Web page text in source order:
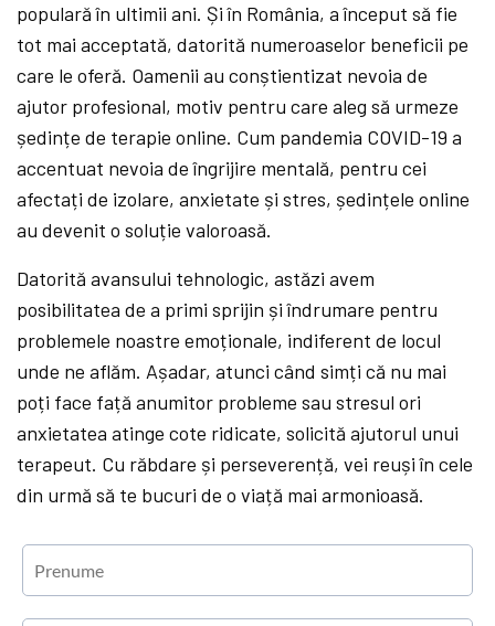
populară în ultimii ani. Și în România, a început să fie
tot mai acceptată, datorită numeroaselor beneficii pe
care le oferă. Oamenii au conștientizat nevoia de
ajutor profesional, motiv pentru care aleg să urmeze
ședințe de terapie online. Cum pandemia COVID-19 a
accentuat nevoia de îngrijire mentală, pentru cei
afectați de izolare, anxietate și stres, ședințele online
au devenit o soluție valoroasă.
Datorită avansului tehnologic, astăzi avem
posibilitatea de a primi sprijin și îndrumare pentru
problemele noastre emoționale, indiferent de locul
unde ne aflăm. Așadar, atunci când simți că nu mai
poți face față anumitor probleme sau stresul ori
anxietatea atinge cote ridicate, solicită ajutorul unui
terapeut. Cu răbdare și perseverență, vei reuși în cele
din urmă să te bucuri de o viață mai armonioasă.